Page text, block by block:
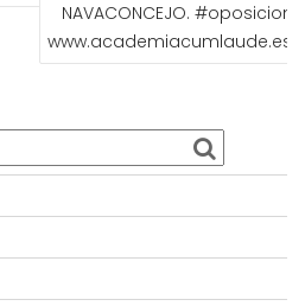
NAVACONCEJO.
www.academiacumlaude.es